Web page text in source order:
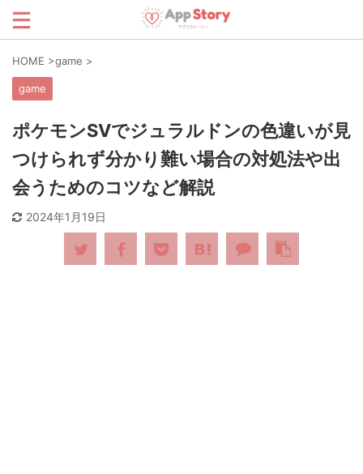
HOME >game >
game
ポケモンSVでジュラルドンの色違いが見
つけられず分かり難い場合の対処法や出
会うためのコツなど解説
2024年1月19日